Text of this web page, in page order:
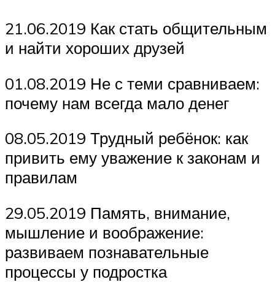
21.06.2019 Как стать общительным
и найти хороших друзей
01.08.2019 Не с теми сравниваем:
почему нам всегда мало денег
08.05.2019 Трудный ребёнок: как
привить ему уважение к законам и
правилам
29.05.2019 Память, внимание,
мышление и воображение:
развиваем познавательные
процессы у подростка